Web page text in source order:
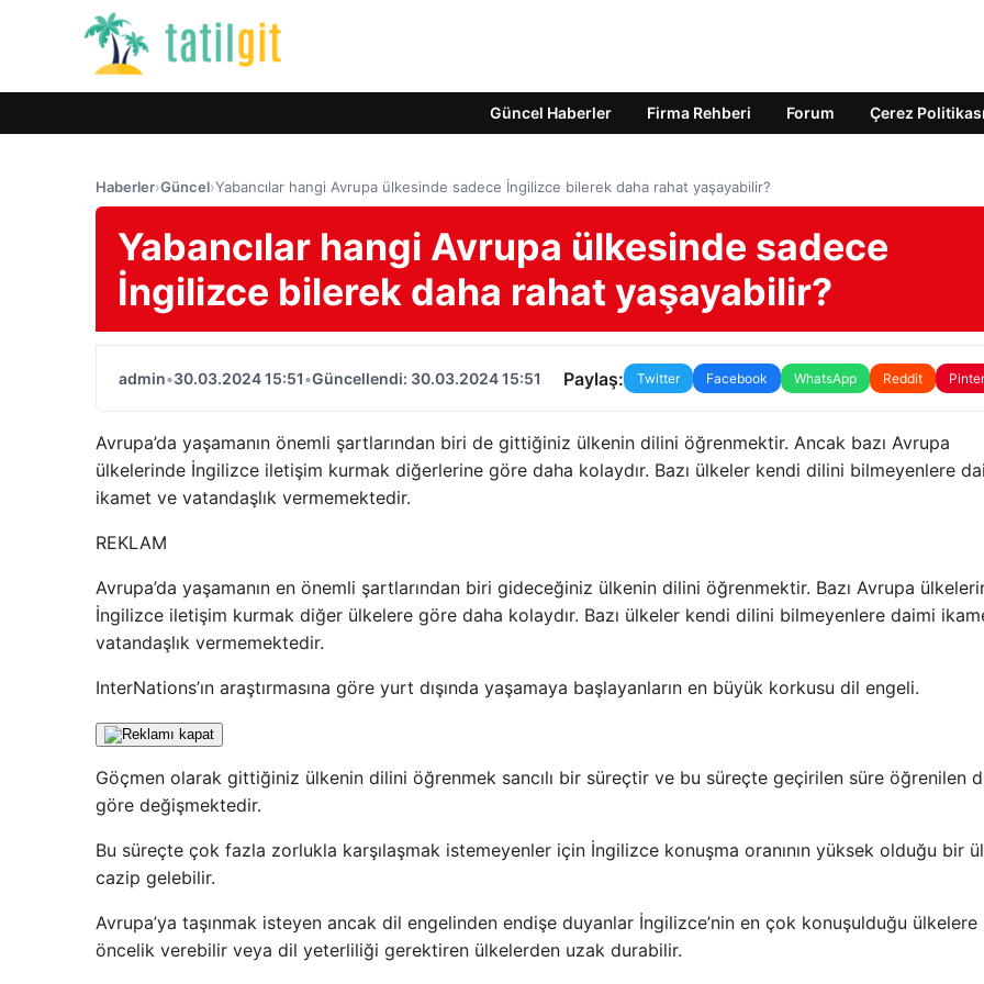
Güncel Haberler Firma Rehberi Forum Çerez Politikası
Haberler›Güncel›Yabancılar hangi Avrupa ülkesinde sadece İngilizce bilerek daha rahat yaşayabilir?
Yabancılar hangi Avrupa ülkesinde sadece
İngilizce bilerek daha rahat yaşayabilir?
admin•30.03.2024 15:51•Güncellendi: 30.03.2024 15:51 Paylaş: Twitter Facebook WhatsApp Reddit
Avrupa’da yaşamanın önemli şartlarından biri de gittiğiniz ülkenin dilini öğrenmektir. Ancak bazı Avrupa
ülkelerinde İngilizce iletişim kurmak diğerlerine göre daha kolaydır. Bazı ülkeler kendi dilini bilmeyenlere
ikamet ve vatandaşlık vermemektedir.
REKLAM
Avrupa’da yaşamanın en önemli şartlarından biri gideceğiniz ülkenin dilini öğrenmektir. Bazı Avrupa
İngilizce iletişim kurmak diğer ülkelere göre daha kolaydır. Bazı ülkeler kendi dilini bilmeyenlere daimi
vatandaşlık vermemektedir.
InterNations’ın araştırmasına göre yurt dışında yaşamaya başlayanların en büyük korkusu dil engeli.
Göçmen olarak gittiğiniz ülkenin dilini öğrenmek sancılı bir süreçtir ve bu süreçte geçirilen süre öğrenilen
göre değişmektedir.
Bu süreçte çok fazla zorlukla karşılaşmak istemeyenler için İngilizce konuşma oranının yüksek olduğu bir
cazip gelebilir.
Avrupa’ya taşınmak isteyen ancak dil engelinden endişe duyanlar İngilizce’nin en çok konuşulduğu ülkelere
öncelik verebilir veya dil yeterliliği gerektiren ülkelerden uzak durabilir.